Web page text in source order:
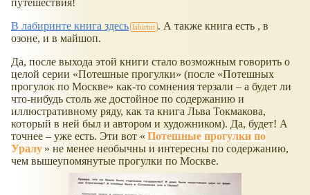
В лабиринте книга здесь
. А также книга есть , в
озоне, и в майшоп.
Да, после выхода этой книги стало возможным говорить о
целой серии
Потешные прогулки (после
Потешных
прогулок по Москве
как-то сомнения терзали – а будет ли
что-нибудь столь же достойное по содержанию и
иллюстративному ряду, как та книга Льва Токмакова,
который в ней был и автором и художником). Да, будет! А
точнее – уже есть. Эти вот
Потешные прогулки по
Уралу
не менее необычны и интересны по содержанию,
чем вышеупомянутые прогулки по Москве.